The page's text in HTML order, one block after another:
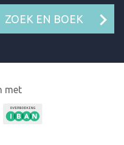
ZOEK EN BOEK
met